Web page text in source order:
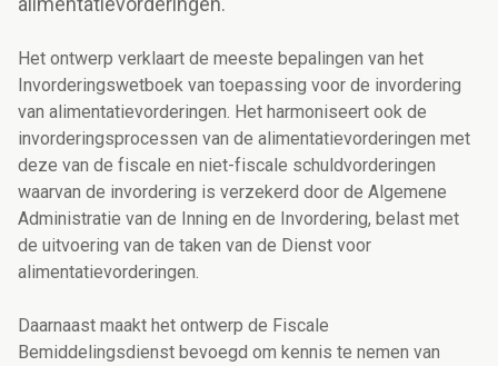
Het ontwerp verklaart de meeste bepalingen van het
Invorderingswetboek van toepassing voor de invordering
van alimentatievorderingen. Het harmoniseert ook de
invorderingsprocessen van de alimentatievorderingen met
deze van de fiscale en niet-fiscale schuldvorderingen
waarvan de invordering is verzekerd door de Algemene
Administratie van de Inning en de Invordering, belast met
de uitvoering van de taken van de Dienst voor
alimentatievorderingen.
Daarnaast maakt het ontwerp de Fiscale
Bemiddelingsdienst bevoegd om kennis te nemen van